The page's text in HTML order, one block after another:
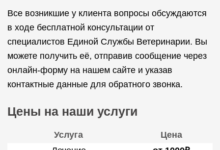
Все возникшие у клиента вопросы обсуждаются
в ходе бесплатной консультации от
специалистов Единой Службы Ветеринарии. Вы
можете получить её, отправив сообщение через
онлайн-форму на нашем сайте и указав
контактные данные для обратного звонка.
Цены на наши услуги
Услуга
Цена